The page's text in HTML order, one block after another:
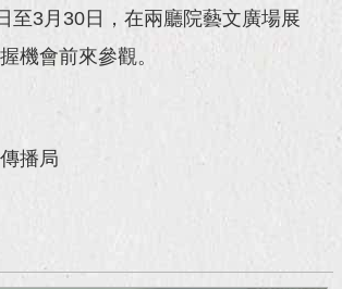
至3月30日，在兩廳院藝文廣場展
機會前來參觀。
播局